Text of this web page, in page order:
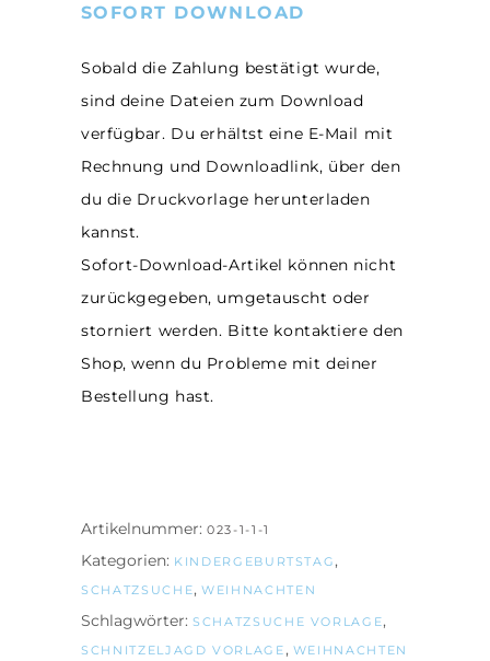
SOFORT DOWNLOAD
Sobald die Zahlung bestätigt wurde,
sind deine Dateien zum Download
verfügbar. Du erhältst eine E-Mail mit
Rechnung und Downloadlink, über den
du die Druckvorlage herunterladen
kannst.
Sofort-Download-Artikel können nicht
zurückgegeben, umgetauscht oder
storniert werden. Bitte kontaktiere den
Shop, wenn du Probleme mit deiner
Bestellung hast.
Artikelnummer: 023-1-1-1
Kategorien: KINDERGEBURTSTAG ,
SCHATZSUCHE,WEIHNACHTEN
Schlagwörter: SCHATZSUCHE VORLAGE,
SCHNITZELJAGD VORLAGE , WEIHNACHTEN